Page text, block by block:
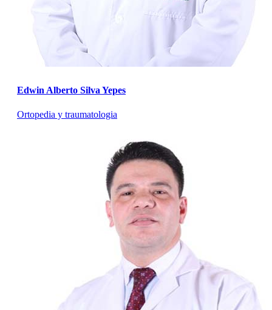
Edwin Alberto Silva Yepes
Ortopedia y traumatologia